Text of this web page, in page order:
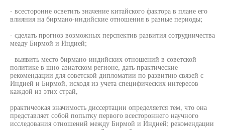
- всесторонне осветить значение китайского фактора в плане его
влияния на бирмано-индийские отношения в разные периоды;
- сделать прогноз возможных перспектив развития сотрудничества
меаду Бирмой и Индией;
- выявить место бирмано-индийских отношений в советской
политике в шно-азиатском регионе, дать практические
рекомендации для советской дипломатии по развитию связей с
Индией и Бирмой, исходя из учета специфических интересов
каждой из этих страй,
ррактичеокая значимость диссертации определяется тем, что она
представляет собой попытку первого всестороннего научного
исследования отношений между Бирмой и Индией; рекомендации